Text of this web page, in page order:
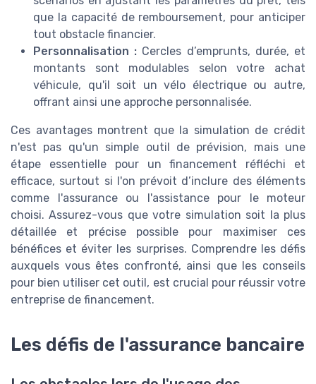
que la capacité de remboursement, pour anticiper
tout obstacle financier.
Personnalisation : Cercles d’emprunts, durée, et
montants sont modulables selon votre achat
véhicule, qu'il soit un vélo électrique ou autre,
offrant ainsi une approche personnalisée.
Ces avantages montrent que la simulation de crédit
n'est pas qu'un simple outil de prévision, mais une
étape essentielle pour un financement réfléchi et
efficace, surtout si l'on prévoit d’inclure des éléments
comme l'assurance ou l'assistance pour le moteur
choisi. Assurez-vous que votre simulation soit la plus
détaillée et précise possible pour maximiser ces
bénéfices et éviter les surprises. Comprendre les défis
auxquels vous êtes confronté, ainsi que les conseils
pour bien utiliser cet outil, est crucial pour réussir votre
entreprise de financement.
Les défis de l'assurance bancaire